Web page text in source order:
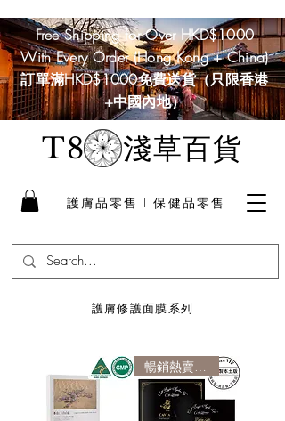
T8淺草百貨
護膚品零售 I 保健品零售
Free Shipping for Over HKD$1000
With Every Order (Hong Kong + China)
訂單滿HKD$1000免費送貨（只限香港
+中國內地）
護膚修護面膜系列
暢銷熱賣產品